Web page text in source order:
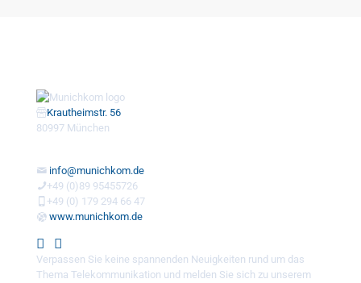
Krautheimstr. 56
80997 München
info@munichkom.de
+49 (0)89 95455726
+49 (0) 179 294 66 47
www.munichkom.de
Verpassen Sie keine spannenden Neuigkeiten rund um das
Thema Telekommunikation und melden Sie sich zu unserem